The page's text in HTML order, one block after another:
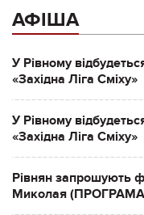
АФІША
У Рівному
«Західна Ліга Сміху»
У Рівному
«Західна Ліга Сміху»
Рівнян запрошують
Миколая